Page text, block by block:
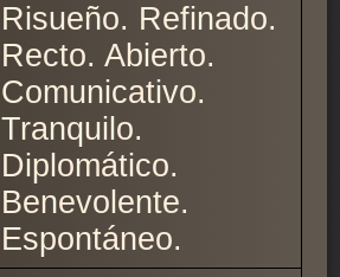
Risueño. Refinado.
Recto. Abierto.
Comunicativo.
Tranquilo.
Diplomático.
Benevolente.
Espontáneo.